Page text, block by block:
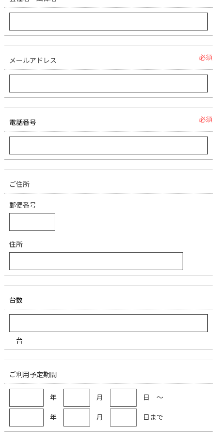
メールアドレス 必須
電話番号 必須
ご住所
郵便番号
住所
台数
台
ご利用予定期間
年 月 日 ～
年 月 日まで